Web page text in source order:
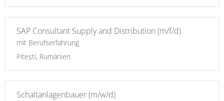
SAP Consultant Supply and Distribution (m/f/d)
mit Berufserfahrung
Pitești, Rumänien
Schaltanlagenbauer (m/w/d)